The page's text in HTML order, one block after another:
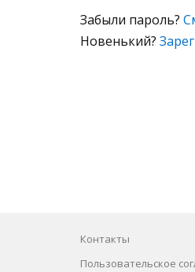
Забыли пароль?
Новенький?
Контакты
Пользовательское